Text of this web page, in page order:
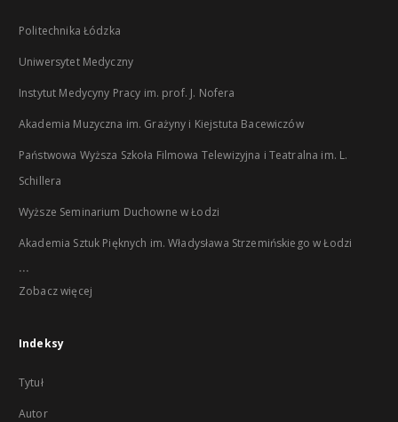
Politechnika Łódzka
Uniwersytet Medyczny
Instytut Medycyny Pracy im. prof. J. Nofera
Akademia Muzyczna im. Grażyny i Kiejstuta Bacewiczów
Państwowa Wyższa Szkoła Filmowa Telewizyjna i Teatralna im. L.
Schillera
Wyższe Seminarium Duchowne w Łodzi
Akademia Sztuk Pięknych im. Władysława Strzemińskiego w Łodzi
...
Zobacz więcej
Indeksy
Tytuł
Autor